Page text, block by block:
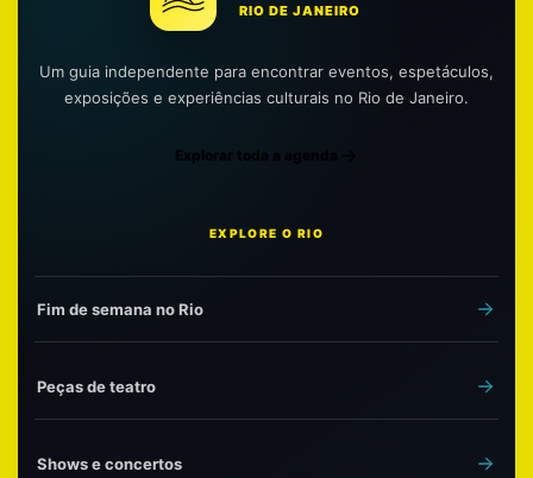
RIO DE JANEIRO
Um guia independente para encontrar eventos, espetáculos,
exposições e experiências culturais no Rio de Janeiro.
Explorar toda a agenda
EXPLORE O RIO
Fim de semana no Rio
Peças de teatro
Shows e concertos